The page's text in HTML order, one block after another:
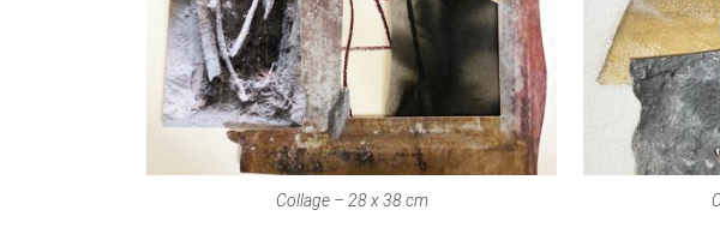
Collage – 28 x 38 cm